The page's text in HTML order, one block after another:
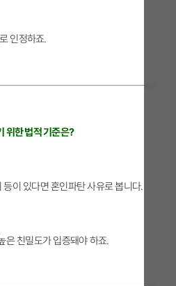
인정하죠.
위한 법적 기준은?
이 있다면 혼인파탄 사유로 봅니다.
은 친밀도가 입증돼야 하죠.